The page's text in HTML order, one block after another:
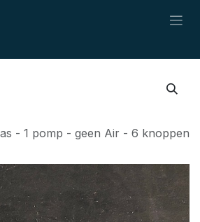
- 1 pomp - geen Air - 6 knoppen